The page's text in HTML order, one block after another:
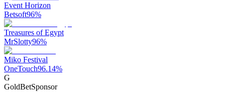
Event Horizon
Betsoft96%
Treasures of Egypt
MrSlotty96%
Miko Festival
OneTouch96.14%
G
GoldBetSponsor